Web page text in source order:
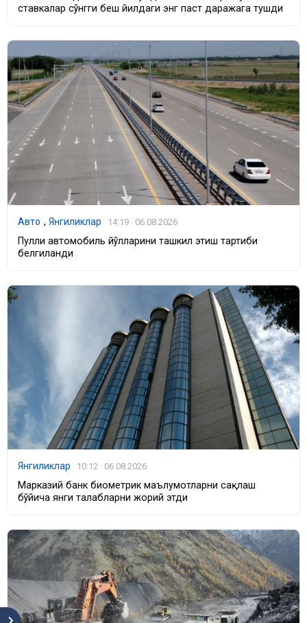
ставкалар сўнгги беш йилдаги энг паст даражага тушди
Авто , Янгиликлар 14:19 · 06.08.2026
Пулли автомобиль йўлларини ташкил этиш тартиби
белгиланди
Янгиликлар 10:12 · 06.08.2026
Марказий банк биометрик маълумотларни сақлаш
бўйича янги талабларни жорий этди